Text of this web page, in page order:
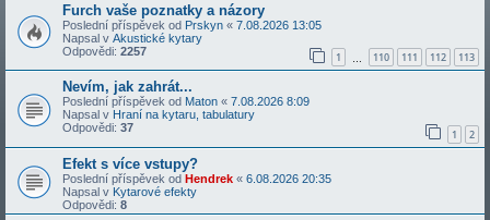
Furch vaše poznatky a názory
Poslední příspěvek od Prskyn « 7.08.2026 13:05
Napsal v Akustické kytary
Odpovědi: 2257 1 110 111 112 113
Nevím, jak zahrát...
Poslední příspěvek od Maton « 7.08.2026 8:09
Napsal v Hraní na kytaru, tabulatury
Odpovědi: 37 1 2
Efekt s více vstupy?
Poslední příspěvek od Hendrek « 6.08.2026 20:35
Napsal v Kytarové efekty
Odpovědi: 8